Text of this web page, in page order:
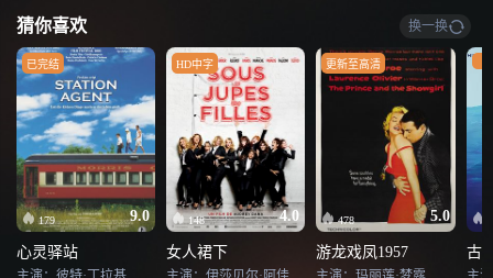
猜你喜欢 换一换
179 9.0
已完结
心灵驿站
148 4.0
HD中字
女人裙下
478 5.0
更新至高清
游龙戏凤1957 古